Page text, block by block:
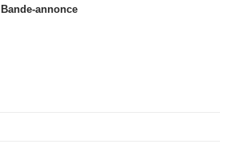
Bande-annonce